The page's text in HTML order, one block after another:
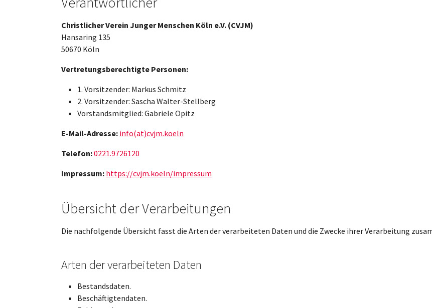
Christlicher Verein Junger Menschen Köln e.V. (CVJM)
Hansaring 135
50670 Köln
Vertretungsberechtigte Personen:
1. Vorsitzender: Markus Schmitz
2. Vorsitzender: Sascha Walter-Stellberg
Vorstandsmitglied: Gabriele Opitz
E-Mail-Adresse: info(at)cvjm.koeln
Telefon:0221.9726120
Impressum: https://cvjm.koeln/impressum
Übersicht der Verarbeitungen
Die nachfolgende Übersicht fasst die Arten der verarbeiteten Daten und die Zwecke ihrer Verarbeitung
Arten der verarbeiteten Daten
Bestandsdaten.
Beschäftigtendaten.